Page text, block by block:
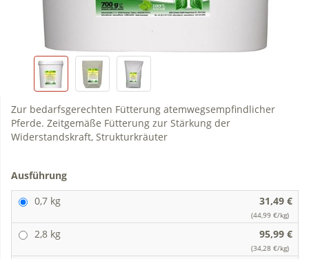
Zur bedarfsgerechten Fütterung atemwegsempfindlicher
Pferde. Zeitgemäße Fütterung zur Stärkung der
Widerstandskraft, Strukturkräuter
Ausführung
0,7 kg
31,49 €
(44,99 €/kg)
2,8 kg 95,99 €
(34,28 €/kg)